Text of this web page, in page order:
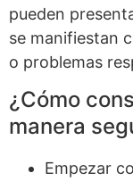
pueden
se manifiestan
o problemas
¿Cómo
manera
Empezar